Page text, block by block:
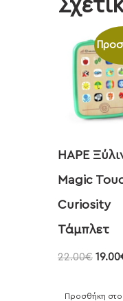
HAPE
Magic
Curiosity
Τάμπλετ
22.00€ 19.00
Προσθήκη στο